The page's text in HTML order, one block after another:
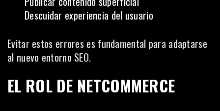
Descuidar experiencia del usuario
Evitar estos errores es fundamental para adaptarse
al nuevo entorno SEO.
EL ROL DE NETCOMMERCE